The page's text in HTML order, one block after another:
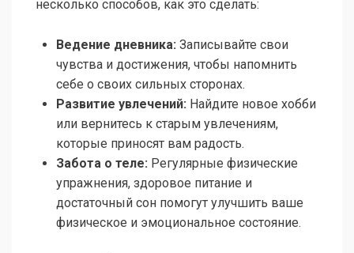
несколько способов, как это сделать:
Ведение дневника: Записывайте свои
чувства и достижения, чтобы напомнить
себе о своих сильных сторонах.
Развитие увлечений: Найдите новое хобби
или вернитесь к старым увлечениям,
которые приносят вам радость.
Забота о теле: Регулярные физические
упражнения, здоровое питание и
достаточный сон помогут улучшить ваше
физическое и эмоциональное состояние.